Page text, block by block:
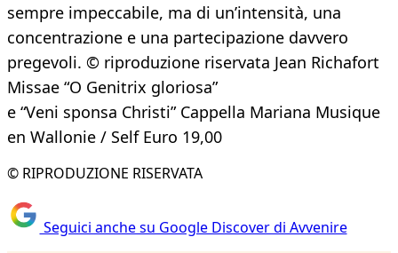
sempre impeccabile, ma di un’intensità, una
concentrazione e una partecipazione davvero
pregevoli. © riproduzione riservata Jean Richafort
Missae “O Genitrix gloriosa”
e “Veni sponsa Christi” Cappella Mariana Musique
en Wallonie / Self Euro 19,00
© RIPRODUZIONE RISERVATA
Seguici anche su Google Discover di Avvenire